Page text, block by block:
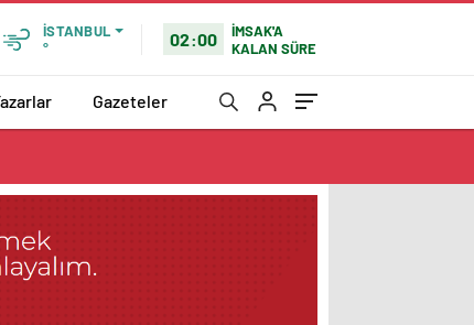
İSTANBUL
°
02:00
İMSAK'A
KALAN SÜRE
Gazeteler